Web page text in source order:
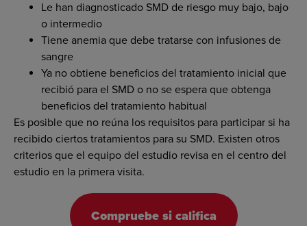
Le han diagnosticado SMD de riesgo muy bajo, bajo
o intermedio
Tiene anemia que debe tratarse con infusiones de
sangre
Ya no obtiene beneficios del tratamiento inicial que
recibió para el SMD o no se espera que obtenga
beneficios del tratamiento habitual
Es posible que no reúna los requisitos para participar si ha
recibido ciertos tratamientos para su SMD. Existen otros
criterios que el equipo del estudio revisa en el centro del
estudio en la primera visita.
Compruebe si califica